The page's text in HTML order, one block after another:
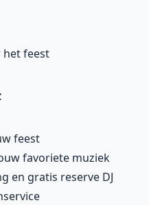
het feest
feest
favoriete muziek
en gratis reserve DJ